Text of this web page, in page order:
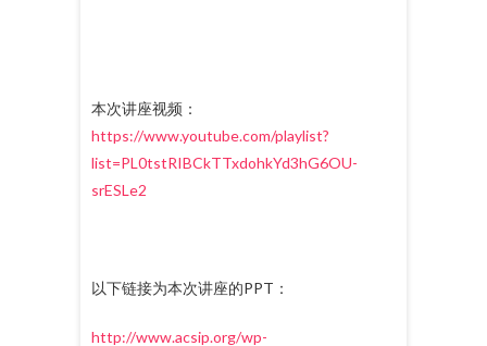
本次讲座视频：
https://www.youtube.com/playlist?
list=PL0tstRIBCkTTxdohkYd3hG6OU-
srESLe2
以下链接为本次讲座的PPT：
http://www.acsip.org/wp-